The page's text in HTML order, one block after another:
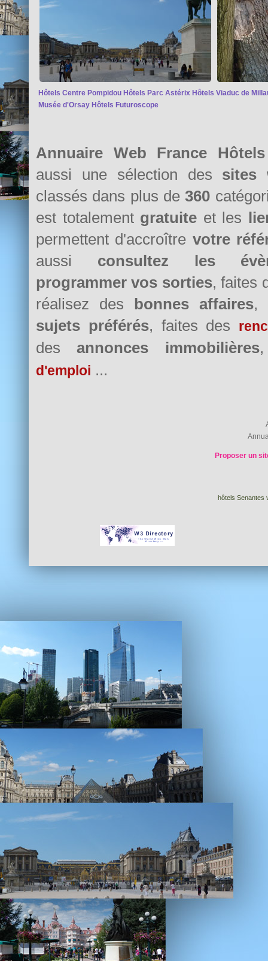
Hôtels Centre Pompidou Hôtels Parc Astérix Hôtels Viaduc de
Musée d'Orsay Hôtels Futuroscope
Annuaire Web France
aussi une sélection des sites
classés dans plus de360
est totalement gratuite et les
permettent d'accroître votre
aussi consultez les
programmer vos sorties, faites
réalisez des
bonnes affaires,
sujets préférés, faites des
desannonces immobilières
d'emploi ...
Proposer un
hôtels Senantes